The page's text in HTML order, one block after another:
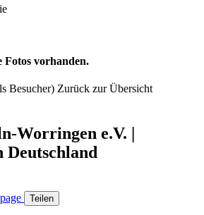
Fotos vorhanden.
Besucher) Zurück zur Übersicht
Worringen e.V. |
Deutschland
Teilen